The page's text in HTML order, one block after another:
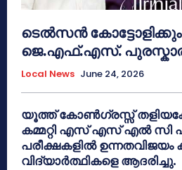
ടെൽസൻ
ജെ.എഫ്.എസ്.
Local News June 24, 2026
യൂത്ത് കോൺഗ്രസ്സ്
കമ്മറ്റി എസ് എസ് എൽ സി
പരീക്ഷകളിൽ ഉന്നതവിജയം
വിദ്യാർത്ഥികളെ ആദരിച്ചു.